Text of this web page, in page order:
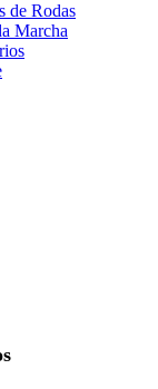
de Rodas
Marcha